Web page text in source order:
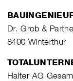
Dr. Grob &
8400 Winterthur
Halter AG